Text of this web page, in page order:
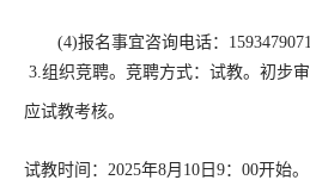
(4)报名事宜咨询电话：
3.组织竞聘。竞聘方式：试教。初步
应试教考核。
试教时间：2025年8月10日9：00开始。